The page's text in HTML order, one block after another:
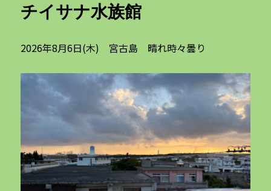
ー
チイサナ水族館
2026年8月6日(木) 宮古島 晴れ時々曇り